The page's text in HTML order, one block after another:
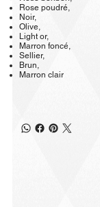
Rose poudré,
Noir,
Olive,
Light or,
Marron foncé,
Sellier,
Brun,
Marron clair